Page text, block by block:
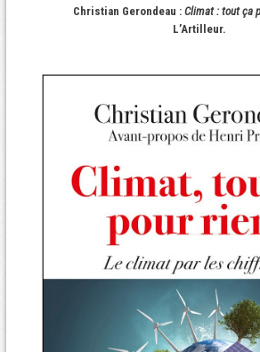
Christian Gerondeau : Climat : tout ça
L’Artilleur.